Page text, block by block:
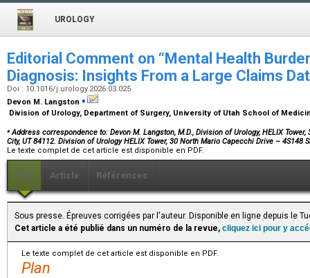
UROLOGY
Editorial Comment on “Mental Health
Diagnosis: Insights From a Large Claims
Doi : 10.1016/j.urology.2026.03.025
Devon M. Langston ⁎
Division of Urology, Department of Surgery, University of Utah School of
⁎Address correspondence to: Devon M. Langston, M.D., Division of Urology, HELIX
City, UT 84112. Division of Urology HELIX Tower, 30 North Mario Capecchi Drive – 4S148
Le texte complet de cet article est disponible en PDF.
PDF Article Références
Sous presse. Épreuves corrigées par l'auteur. Disponible en ligne depuis le
Cet article a été publié dans un numéro de la revue, cliquez ici pour y
Le texte complet de cet article est disponible en PDF.
Plan